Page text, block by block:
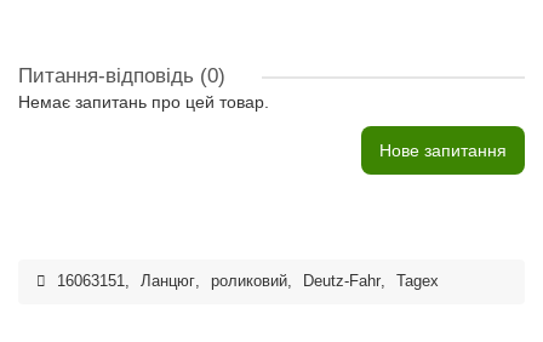
Питання-відповідь (0)
Немає запитань про цей товар.
Нове запитання
16063151, Ланцюг, роликовий, Deutz-Fahr, Tagex